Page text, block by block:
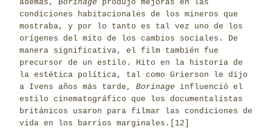
además, Borinage produjo mejoras en las
condiciones habitacionales de los mineros que
mostraba, y por lo tanto es tal vez uno de los
orígenes del mito de los cambios sociales. De
manera significativa, el film también fue
precursor de un estilo. Hito en la historia de
la estética política, tal como Grierson le dijo
a Ivens años más tarde, Borinage influenció el
estilo cinematográfico que los documentalistas
británicos usaron para filmar las condiciones de
vida en los barrios marginales. [12]